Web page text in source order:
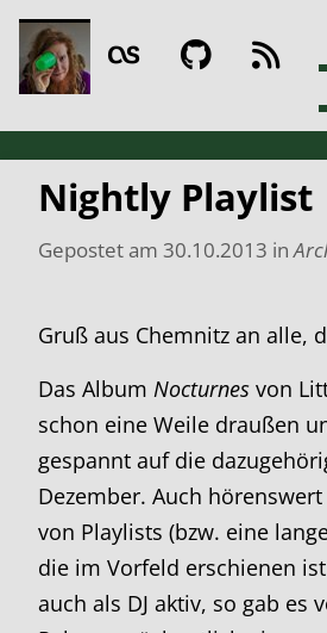
Nightly Playlist
Gepostet am 30.10.2013 in
Gruß aus Chemnitz an alle,
Das Album Nocturnes von
schon eine Weile draußen
gespannt auf die
Dezember. Auch
von Playlists (bzw. eine
die im Vorfeld erschienen
auch als DJ aktiv, so gab es